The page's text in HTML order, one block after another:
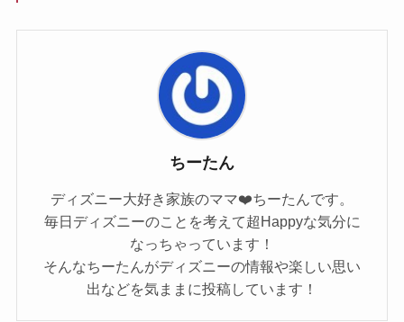
ちーたん
ディズニー大好き家族のママ❤️ちーたんです。
毎日ディズニーのことを考えて超Happyな気分に
なっちゃっています！
そんなちーたんがディズニーの情報や楽しい思い
出などを気ままに投稿しています！